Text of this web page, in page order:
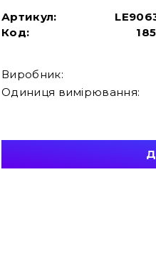
Артикул:
Код:
Виробник:
Одиниця вимірювання: